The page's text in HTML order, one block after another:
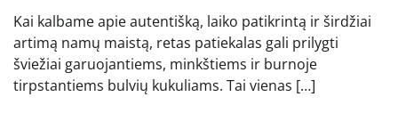
Kai kalbame apie autentišką, laiko patikrintą ir širdžiai
artimą namų maistą, retas patiekalas gali prilygti
šviežiai garuojantiems, minkštiems ir burnoje
tirpstantiems bulvių kukuliams. Tai vienas […]